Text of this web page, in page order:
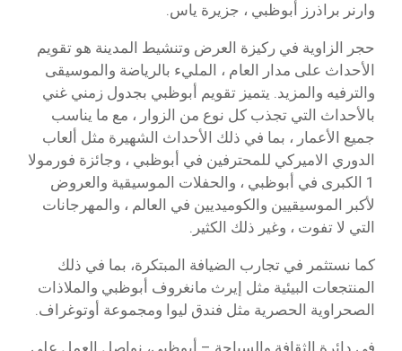
وارنر براذرز أبوظبي ، جزيرة ياس.
حجر الزاوية في ركيزة العرض وتنشيط المدينة هو تقويم
الأحداث على مدار العام ، المليء بالرياضة والموسيقى
والترفيه والمزيد. يتميز تقويم أبوظبي بجدول زمني غني
بالأحداث التي تجذب كل نوع من الزوار ، مع ما يناسب
جميع الأعمار ، بما في ذلك الأحداث الشهيرة مثل ألعاب
الدوري الاميركي للمحترفين في أبوظبي ، وجائزة فورمولا
1 الكبرى في أبوظبي ، والحفلات الموسيقية والعروض
لأكبر الموسيقيين والكوميديين في العالم ، والمهرجانات
التي لا تفوت ، وغير ذلك الكثير.
كما نستثمر في تجارب الضيافة المبتكرة، بما في ذلك
المنتجعات البيئية مثل إيرث مانغروف أبوظبي والملاذات
الصحراوية الحصرية مثل فندق ليوا ومجموعة أوتوغراف.